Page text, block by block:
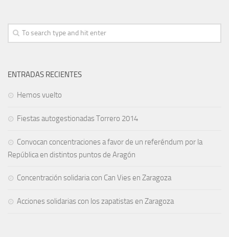
ENTRADAS RECIENTES
Hemos vuelto
Fiestas autogestionadas Torrero 2014
Convocan concentraciones a favor de un referéndum por la
República en distintos puntos de Aragón
Concentración solidaria con Can Vies en Zaragoza
Acciones solidarias con los zapatistas en Zaragoza